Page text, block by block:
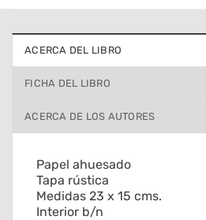
ACERCA DEL LIBRO
FICHA DEL LIBRO
ACERCA DE LOS AUTORES
Papel ahuesado
Tapa rústica
Medidas 23 x 15 cms.
Interior b/n